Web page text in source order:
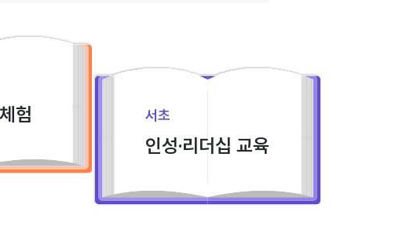
험 서초
인성·리더십 교육